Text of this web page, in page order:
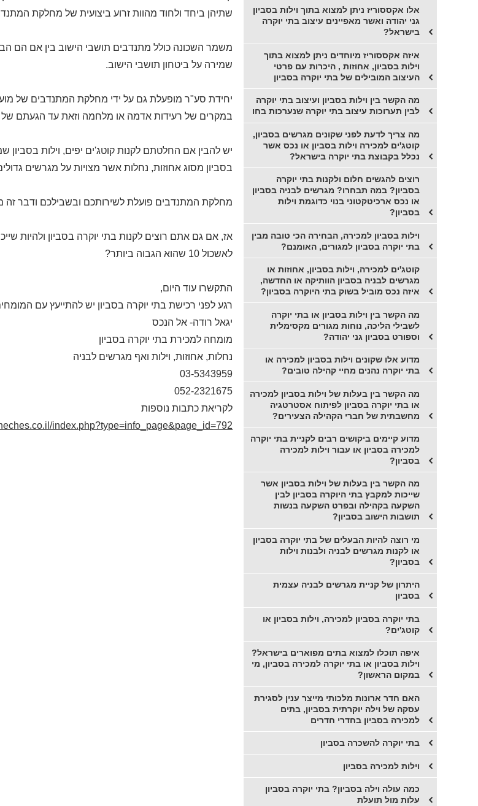
שתיהן ביחד ולחוד מהוות זרוע ביצועית של מחלקת
משמר השכונה כולל מתנדבים תושבי הישוב בין אם הם
שמירה על ביטחון תושבי הישוב.
יחידת סע"ר מופעלת גם על ידי מחלקת המתנדבים של
במקרים של רעידות אדמה או מלחמה וזאת עד הגעתם של
יש להבין אם החלטתם לקנות קוטג'ים יפים, וילות
בסביון מסוג אחוזות, נחלות אשר מצויות על מגרשים
מחלקת המתנדבים פועלת לשירותכם ובשבילכם ודבר זה
אז, אם גם אתם רוצים לקנות בתי יוקרה בסביון ולהיות
לאשכול 10 שהוא הגבוה ביותר?
התקשרו עוד היום,
רגע לפני רכישת בתי יוקרה בסביון יש להתייעץ עם
יגאל רודה- אל הנכס
מומחה למכירת בתי יוקרה בסביון
נחלות, אחוזות, וילות ואף מגרשים לבניה
03-5343959
052-2321675
לקריאת כתבות נוספות
index.php?type=info_page&page_id=792
אלו אקססוריז ניתן למצוא בתוך וילות בסביון
גני יהודה ואשר מאפיינים עיצוב בתי יוקרה
בישראל?
איזה אקססוריז מיוחדים ניתן למצוא בתוך
וילות בסביון, אחוזות , היכרות עם פרטי
העיצוב המובילים של בתי יוקרה בסביון
מה הקשר בין וילות בסביון ועיצוב בתי יוקרה
לבין תערוכות עיצוב בתי יוקרה שנערכות בחו
מה צריך לדעת לפני שקונים מגרשים בסביון,
קוטג'ים למכירה וילות בסביון או נכס אשר
נכלל בקבוצת בתי יוקרה בישראל?
רוצים להגשים חלום ולקנות בתי יוקרה
בסביון? במה תבחרו? מגרשים לבניה בסביון
או נכס ארכיטקטוני בנוי כדוגמת וילות
בסביון?
וילות בסביון למכירה, הבחירה הכי טובה מבין
בתי יוקרה בסביון למגורים, האומנם?
קוטג'ים למכירה, וילות בסביון, אחוזות או
מגרשים לבניה בסביון הוותיקה או החדשה,
איזה נכס מוביל בשוק בתי היוקרה בסביון?
מה הקשר בין וילות בסביון או בתי יוקרה
לשבילי הליכה, נוחות מגורים מקסימלית
וספורט בסביון גני יהודה?
מדוע אלו שקונים וילות בסביון למכירה או
בתי יוקרה נהנים מחיי קהילה טובים?
מה הקשר בין בעלות של וילות בסביון למכירה
או בתי יוקרה בסביון לפיתוח אסטרטגיה
מחשבתית של חברי הקהילה הצעירים?
מדוע קיימים ביקושים רבים לקניית בתי יוקרה
למכירה בסביון או עבור וילות למכירה
בסביון?
מה הקשר בין בעלות של וילות בסביון אשר
שייכות למקבץ בתי היוקרה בסביון לבין
השקעה בקהילה ובפרט השקעה בנשות
תושבות הישוב בסביון?
מי רוצה להיות הבעלים של בתי יוקרה בסביון
או לקנות מגרשים לבניה ולבנות וילות
בסביון?
היתרון של קניית מגרשים לבניה עצמית
בסביון
בתי יוקרה בסביון למכירה, וילות בסביון או
קוטג'ים?
איפה תוכלו למצוא בתים מפוארים בישראל?
וילות בסביון או בתי יוקרה למכירה בסביון, מי
במקום הראשון?
האם חדר ארונות מלכותי מייצר ענין לסגירת
עסקה של וילה יוקרתית בסביון, בתים
למכירה בסביון בחדרי חדרים
בתי יוקרה להשכרה בסביון
וילות למכירה בסביון
כמה עולה וילה בסביון? בתי יוקרה בסביון
עלות מול תועלת